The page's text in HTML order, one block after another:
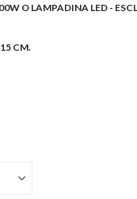
O LAMPADINA LED -
CM.